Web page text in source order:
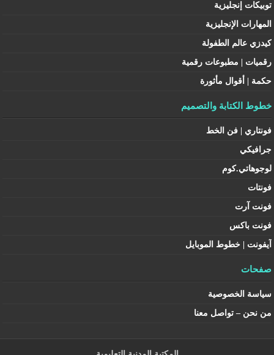
توبيكات إنجليزية
المهارات الإنجليزية
كيدزي عالم الطفولة
رقميات | مطبوعات رقمية
حكمة | أقوال مأثورة
خطوط الكتابة والتصميم
فونتاري | فن الخط
جرافيكي
لوجوهاتي.كوم
فونتات
فونت آرت
فونت باكس
آيفونت | خطوط الموبايل
صفحات
سياسة الخصوصية
من نحن – تواصل معنا